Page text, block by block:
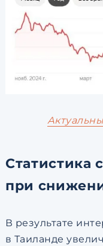
Статистика
при
В результате
в Таиланде